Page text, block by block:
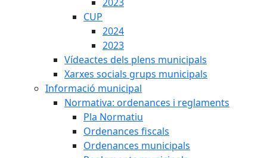
CUP
2024
2023
Vídeactes dels plens municipals
Xarxes socials grups municipals
Informació municipal
Normativa: ordenances i reglaments
Pla Normatiu
Ordenances fiscals
Ordenances municipals